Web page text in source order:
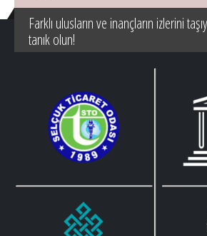
Farklı ulusların ve inançların izlerini
tanık olun!